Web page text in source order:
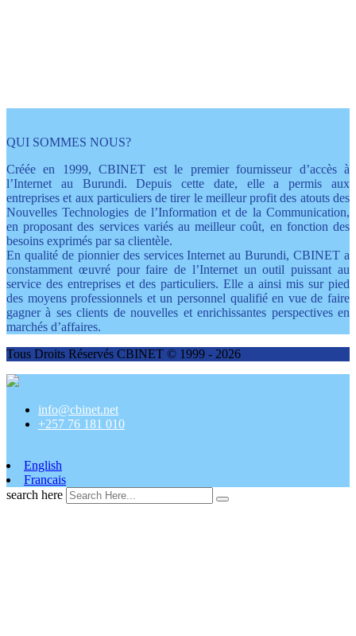
QUI SOMMES NOUS?
Créée en 1999, CBINET est le premier fournisseur d’accès à
l’Internet au Burundi. Depuis cette date, elle a permis aux
entreprises et aux particuliers de tirer le meilleur profit des atouts des
Nouvelles Technologies de l’Information et de la Communication,
en proposant des services variés au meilleur coût, en fonction des
besoins exprimés par sa clientèle.
En qualité de pionnier des services Internet au Burundi, CBINET a
constamment œuvré pour faire de l’Internet un outil puissant au
service des entreprises et des particuliers. Elle a ainsi mis sur pied
des moyens professionnels et un personnel qualifié en vue de faire
gagner à ses clients de nouvelles et enrichissantes perspectives en
marchés d’affaires.
Tous Droits Réservés CBINET © 1999 - 2026
info@cbinet.net
+257 76 181 010
English
Francais
search here